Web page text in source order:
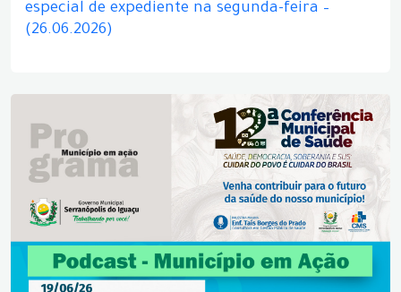
especial de expediente na segunda-feira –
(26.06.2026)